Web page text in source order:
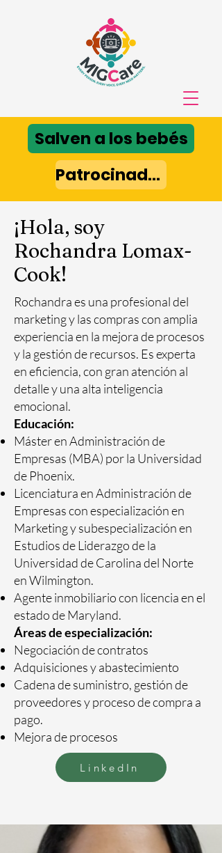
Salven a los bebés
Patrocinador de TIC
¡Hola, soy
Rochandra Lomax-
Cook!
Rochandra es una profesional del
marketing y las compras con amplia
experiencia en la mejora de procesos
y la gestión de recursos. Es experta
en eficiencia, con gran atención al
detalle y una alta inteligencia
emocional.
Educación:
Máster en Administración de
Empresas (MBA) por la Universidad
de Phoenix.
Licenciatura en Administración de
Empresas con especialización en
Marketing y subespecialización en
Estudios de Liderazgo de la
Universidad de Carolina del Norte
en Wilmington.
Agente inmobiliario con licencia en el
estado de Maryland.
Áreas de especialización:
Negociación de contratos
Adquisiciones y abastecimiento
Cadena de suministro, gestión de
proveedores y proceso de compra a
pago.
Mejora de procesos
LinkedIn